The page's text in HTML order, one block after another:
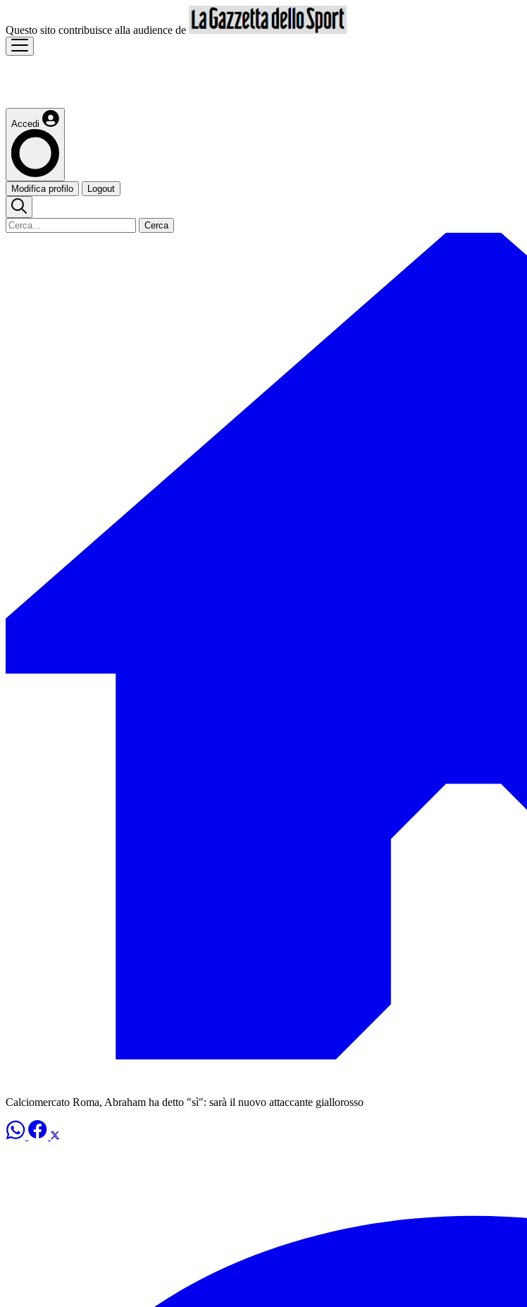
Questo sito contribuisce alla audience de
Accedi
Modifica profilo Logout
Cerca
Calciomercato Roma, Abraham ha detto "sì": sarà il nuovo attaccante giallorosso